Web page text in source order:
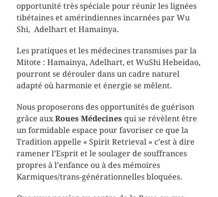
opportunité très spéciale pour réunir les lignées
tibétaines et amérindiennes incarnées par Wu
Shi, Adelhart et Hamainya.
Les pratiques et les médecines transmises par la
Mitote : Hamainya, Adelhart, et WuShi Hebeidao,
pourront se dérouler dans un cadre naturel
adapté où harmonie et énergie se mêlent.
Nous proposerons des opportunités de guérison
grâce auxRoues Médecinesqui se révèlent être
un formidable espace pour favoriser ce que la
Tradition appelle « Spirit Retrieval » c’est à dire
ramener l’Esprit et le soulager de souffrances
propres à l’enfance ou à des mémoires
Karmiques/trans-générationnelles bloquées.